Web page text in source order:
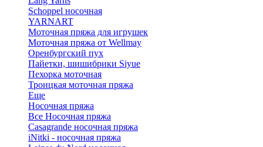
Schoppel носочная
YARNART
Моточная пряжа для игрушек
Моточная пряжа от Wellmay
Оренбургский пух
Пайетки, шишибрики Siyue
Пехорка моточная
Троицкая моточная пряжа
Еще
Носочная пряжа
Все Носочная пряжа
Casagrande носочная пряжа
iNitki - носочная пряжа